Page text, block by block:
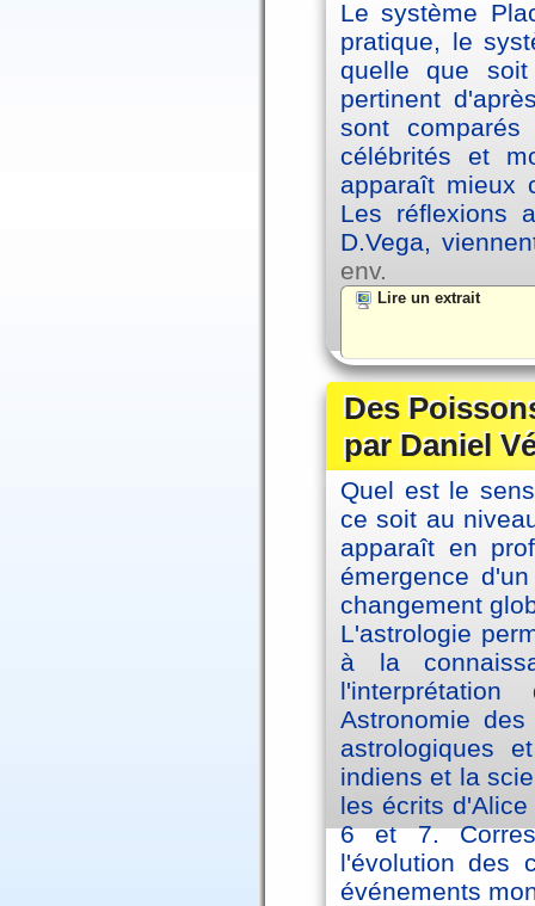
Le système
pratique, le
quelle que
pertinent
sont
célébrités et
apparaît mieux
Les réflexions
D.Vega,
env.
Lire un extrait
Des
par Daniel
Quel est le
ce soit au
apparaît en
émergence
changement
L'astrologie
à la
Astronomie
astrologiques
indiens et la
les écrits
6 et 7.
l'évolution des
événements